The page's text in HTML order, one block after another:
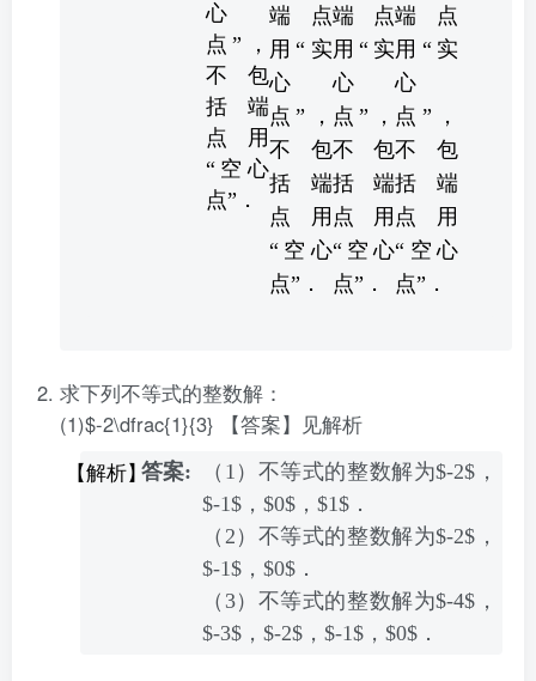
心
点”，
不包
括端
点用
“空心
点”．
端点
用“实
心
点”，
不包
括端
点用
“空心
点”．
端点
用“实
心
点”，
不包
括端
点用
“空心
点”．
端点
用“实
心
点”，
不包
括端
点用
“空心
点”．
求下列不等式的整数解：
(1)$-2\dfrac{1}{3} 【答案】见解析
（1）不等式的整数解为$-2$，
$-1$，$0$，$1$．
（2）不等式的整数解为$-2$，
$-1$，$0$．
（3）不等式的整数解为$-4$，
$-3$，$-2$，$-1$，$0$．